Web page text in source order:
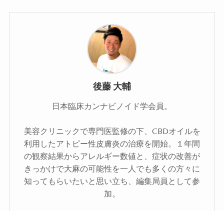
後藤 大輔
日本臨床カンナビノイド学会員。
美容クリニックで専門医監修の下、CBDオイルを
利用したアトピー性皮膚炎の治療を開始。１年間
の観察結果からアレルギー数値と、症状の改善が
きっかけで大麻の可能性を一人でも多くの方々に
知ってもらいたいと思い立ち、編集局員として参
加。